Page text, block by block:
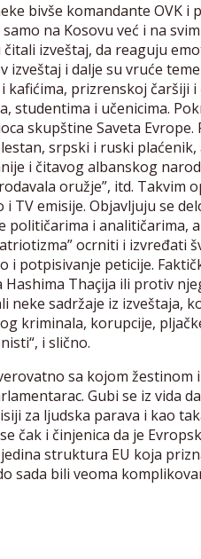
bivše komandante OVK
samo na Kosovu već i na
izveštaj, da reaguju
izveštaj i dalje su vruće
kafićima, prizrenskoj čaršiji
studentima i učenicima.
skupštine Saveta
srpski i ruski
i čitavog albanskog
oružje”, itd. Takvim
i TV emisije. Objavljuju se
političarima i analitičarima,
ocrniti i izvređati
i potpisivanje peticije.
Hashima Thaçija ili protiv
neke sadržaje iz izveštaja,
kriminala, korupcije,
i slično.
sa kojom žestinom
Gubi se iz vida
za ljudska parava i kao
čak i činjenica da je
struktura EU koja
sada bili veoma